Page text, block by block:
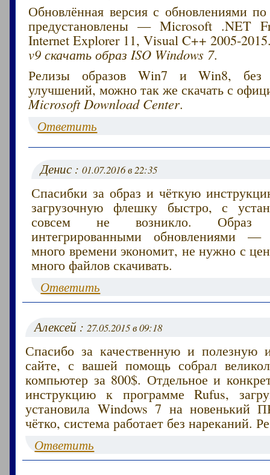
Обновлённая версия с обновлениями
предустановлены — Microsoft .NET
Internet Explorer 11, Visual C++ 2005-
v9 скачать образ ISO Windows 7.
Релизы образов Win7 и Win8, без
улучшений, можно так же скачать с
Microsoft Download Center.
Ответить
Денис :01.07.2016 в 22:35
Спасибки за образ и чёткую
загрузочную флешку быстро, с
совсем не возникло.
интегрированными обновлениями —
много времени экономит, не нужно с
много файлов скачивать.
Ответить
Алексей :27.05.2015 в 09:18
Спасибо за качественную и полезную
сайте, с вашей помощь собрал
компьютер за 800$. Отдельное и
инструкцию к программе Rufus,
установила Windows 7 на
чётко, система работает без нареканий.
Ответить